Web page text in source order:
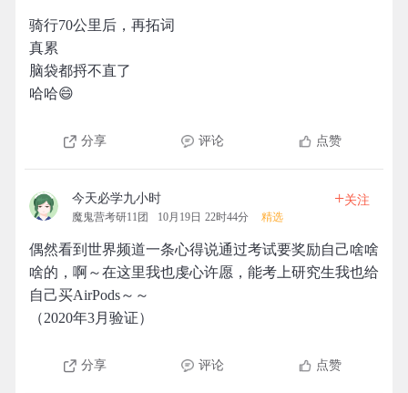
骑行70公里后，再拓词
真累
脑袋都捋不直了
哈哈😄
分享 评论 点赞
今天必学九小时
魔鬼营考研11团 10月19日 22时44分 精选
+关注
偶然看到世界频道一条心得说通过考试要奖励自己啥啥
啥的，啊～在这里我也虔心许愿，能考上研究生我也给
自己买AirPods～～
（2020年3月验证）
分享 评论 点赞